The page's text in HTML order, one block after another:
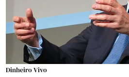
Dinheiro Vivo